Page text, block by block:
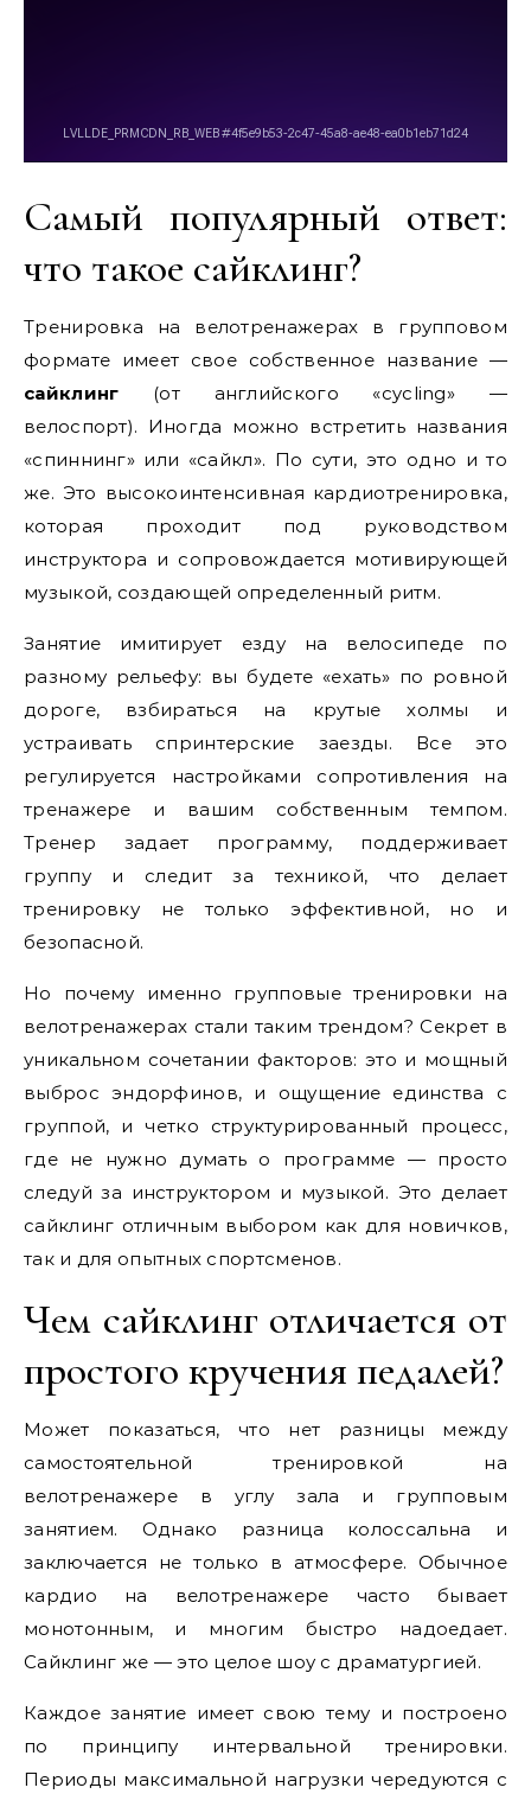
Самый популярный ответ:
что такое сайклинг?
Тренировка на велотренажерах в групповом
формате имеет свое собственное название —
сайклинг (от английского «cycling» —
велоспорт). Иногда можно встретить названия
«спиннинг» или «сайкл». По сути, это одно и то
же. Это высокоинтенсивная кардиотренировка,
которая проходит под руководством
инструктора и сопровождается мотивирующей
музыкой, создающей определенный ритм.
Занятие имитирует езду на велосипеде по
разному рельефу: вы будете «ехать» по ровной
дороге, взбираться на крутые холмы и
устраивать спринтерские заезды. Все это
регулируется настройками сопротивления на
тренажере и вашим собственным темпом.
Тренер задает программу, поддерживает
группу и следит за техникой, что делает
тренировку не только эффективной, но и
безопасной.
Но почему именно групповые тренировки на
велотренажерах стали таким трендом? Секрет в
уникальном сочетании факторов: это и мощный
выброс эндорфинов, и ощущение единства с
группой, и четко структурированный процесс,
где не нужно думать о программе — просто
следуй за инструктором и музыкой. Это делает
сайклинг отличным выбором как для новичков,
так и для опытных спортсменов.
Чем сайклинг отличается от
простого кручения педалей?
Может показаться, что нет разницы между
самостоятельной тренировкой на
велотренажере в углу зала и групповым
занятием. Однако разница колоссальна и
заключается не только в атмосфере. Обычное
кардио на велотренажере часто бывает
монотонным, и многим быстро надоедает.
Сайклинг же — это целое шоу с драматургией.
Каждое занятие имеет свою тему и построено
по принципу интервальной тренировки.
Периоды максимальной нагрузки чередуются с